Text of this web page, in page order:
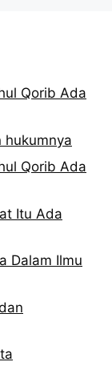
Qorib Ada
hukumnya
Qorib Ada
Itu Ada
Dalam Ilmu